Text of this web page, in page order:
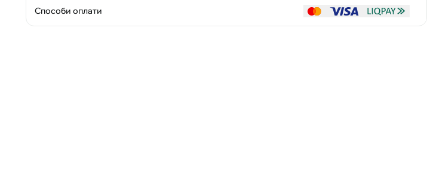
Способи оплати